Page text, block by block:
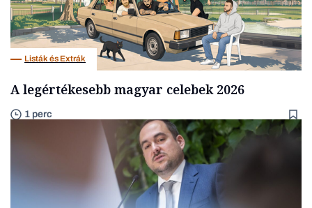
Listák és Extrák
A legértékesebb magyar celebek 2026
1 perc